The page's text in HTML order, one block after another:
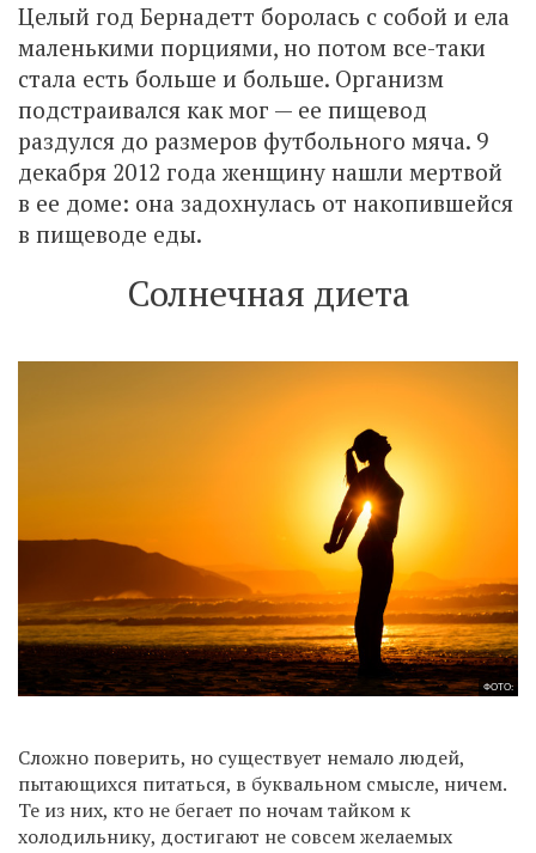
Целый год Бернадетт боролась с собой и ела
маленькими порциями, но потом все-таки
стала есть больше и больше. Организм
подстраивался как мог — ее пищевод
раздулся до размеров футбольного мяча. 9
декабря 2012 года женщину нашли мертвой
в ее доме: она задохнулась от накопившейся
в пищеводе еды.
Солнечная диета
ФОТО:
Сложно поверить, но существует немало людей,
пытающихся питаться, в буквальном смысле, ничем.
Те из них, кто не бегает по ночам тайком к
холодильнику, достигают не совсем желаемых